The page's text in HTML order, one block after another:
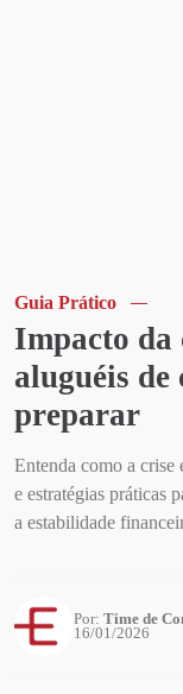
Guia Prático
Impacto da
aluguéis de
preparar
Entenda como a crise
e estratégias práticas
a estabilidade
Por: Time de
16/01/2026